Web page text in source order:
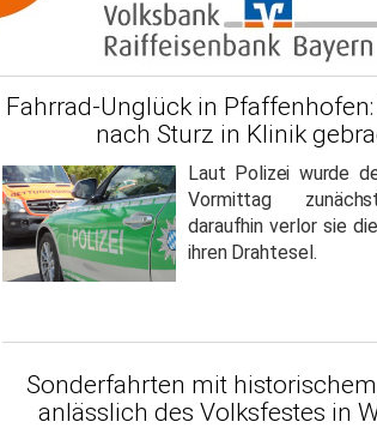
Fahrrad-Unglück in
nach Sturz in Klinik
Laut Polizei wurde
Vormittag
daraufhin verlor sie
ihren Drahtesel.
Sonderfahrten mit
anlässlich des Volksfestes in